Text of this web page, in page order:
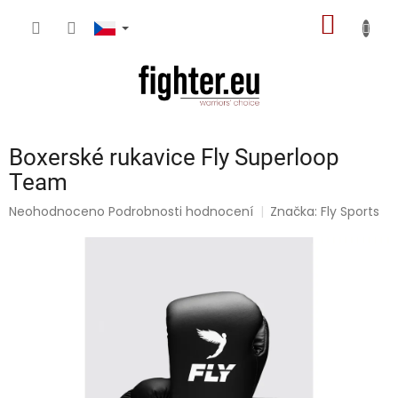
Boxerské rukavice Fly Superloop
Team
Průměrné
Neohodnoceno Podrobnosti hodnocení Značka:Fly Sports